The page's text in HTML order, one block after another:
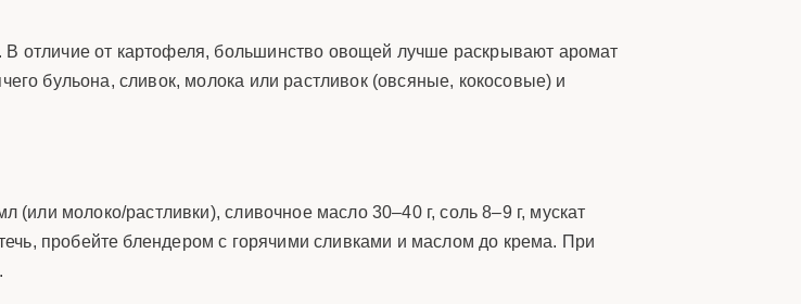
отличие от картофеля, большинство овощей лучше раскрывают аромат
бульона, сливок, молока или растливок (овсяные, кокосовые) и
(или молоко/растливки), сливочное масло 30–40 г, соль 8–9 г, мускат
пробейте блендером с горячими сливками и маслом до крема. При